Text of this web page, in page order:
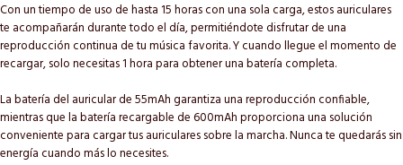
Con un tiempo de uso de hasta 15 horas con una sola carga, estos auriculares
te acompañarán durante todo el día, permitiéndote disfrutar de una
reproducción continua de tu música favorita. Y cuando llegue el momento de
recargar, solo necesitas 1 hora para obtener una batería completa.
La batería del auricular de 55mAh garantiza una reproducción confiable,
mientras que la batería recargable de 600mAh proporciona una solución
conveniente para cargar tus auriculares sobre la marcha. Nunca te quedarás sin
energía cuando más lo necesites.